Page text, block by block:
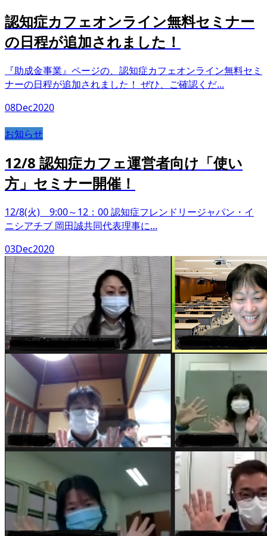
認知症カフェオンライン無料セミナー
の日程が追加されました！
『助成金事業』ページの、認知症カフェオンライン無料セミ
ナーの日程が追加されました！ ぜひ、ご確認くだ...
08Dec2020
お知らせ
12/8 認知症カフェ運営者向け「使い
方」セミナー開催！
12/8(火) 9:00～12：00 認知症フレンドリージャパン・イ
ニシアチブ 岡田誠共同代表理事に...
03Dec2020